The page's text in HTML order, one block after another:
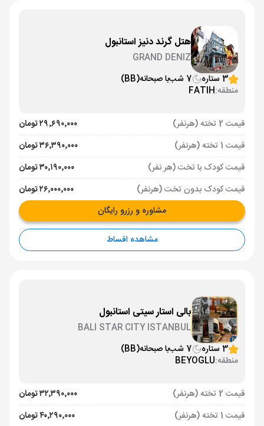
مدت پرواز :03:00
تهران , فرودگاه بین‌المللی امام خمینی IKA
Aircraft - معراج ایر (Economy)
هتل گرند دنیز استانبول
GRAND DENIZ
3 ستاره
7 شب با صبحانه(BB)
منطقه:FATIH
قیمت 2 تخته (هرنفر)
۲۹٬۶۹۰٬۰۰۰ تومان
قیمت 1 تخته (هرنفر)
۳۶٬۳۹۰٬۰۰۰ تومان
قیمت کودک با تخت (هر نفر)
۳۰٬۱۹۰٬۰۰۰ تومان
قیمت کودک بدون تخت (هرنفر)
۲۶٬۰۰۰٬۰۰۰ تومان
مشاوره و رزرو رایگان
مشاهده اقساط
بالی استار سیتی استانبول
BALI STAR CITY ISTANBUL
3 ستاره
7 شب با صبحانه(BB)
منطقه:BEYOGLU
قیمت 2 تخته (هرنفر)
۳۲٬۳۹۰٬۰۰۰ تومان
قیمت 1 تخته (هرنفر)
۴۰٬۲۹۰٬۰۰۰ تومان